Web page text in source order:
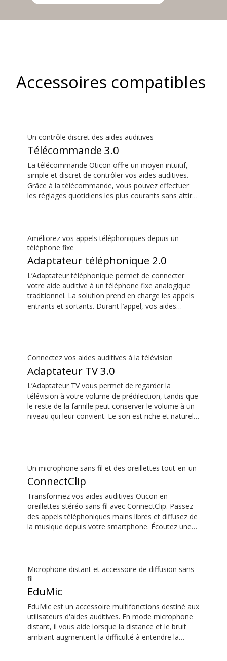
Accessoires compatibles
Un contrôle discret des aides auditives
Télécommande 3.0
La télécommande Oticon offre un moyen intuitif,
simple et discret de contrôler vos aides auditives.
Grâce à la télécommande, vous pouvez effectuer
les réglages quotidiens les plus courants sans attirer
Améliorez vos appels téléphoniques depuis un
téléphone fixe
Adaptateur téléphonique 2.0
L’Adaptateur téléphonique permet de connecter
votre aide auditive à un téléphone fixe analogique
traditionnel. La solution prend en charge les appels
entrants et sortants. Durant l’appel, vos aides
téléphone fixe.
Connectez vos aides auditives à la télévision
Adaptateur TV 3.0
L’Adaptateur TV vous permet de regarder la
télévision à votre volume de prédilection, tandis que
le reste de la famille peut conserver le volume à un
niveau qui leur convient. Le son est riche et naturel
Un microphone sans fil et des oreillettes tout-en-un
ConnectClip
Transformez vos aides auditives Oticon en
oreillettes stéréo sans fil avec ConnectClip. Passez
des appels téléphoniques mains libres et diffusez de
la musique depuis votre smartphone. Écoutez une
discrète pour vos aides auditives.
Microphone distant et accessoire de diffusion sans
fil
EduMic
EduMic est un accessoire multifonctions destiné aux
utilisateurs d'aides auditives. En mode microphone
distant, il vous aide lorsque la distance et le bruit
ambiant augmentent la difficulté à entendre la